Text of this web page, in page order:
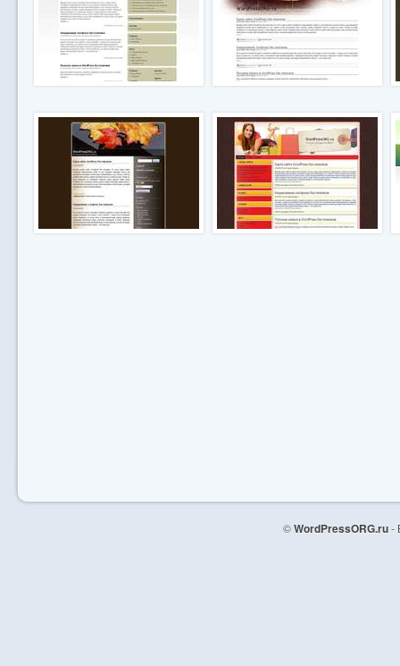
©WordPressORG.ru-